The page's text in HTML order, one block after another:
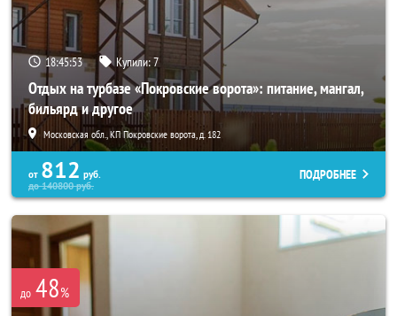
18:45:52 Купили:7
Отдых на турбазе «Покровские ворота»: питание, мангал,
бильярд и другое
Московская обл., КП Покровские ворота, д. 182
от 812 руб.
до140800руб.
ПОДРОБНЕЕ
до 48%